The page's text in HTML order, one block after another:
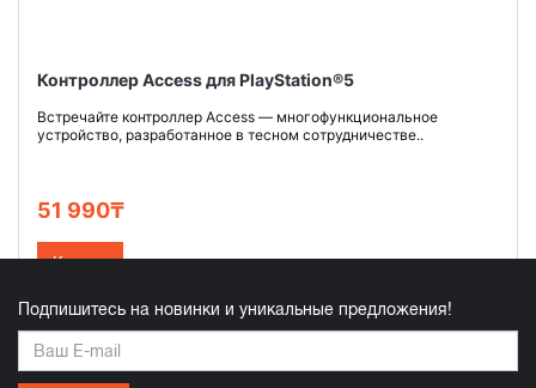
Контроллер Access для PlayStation®5
Встречайте контроллер Access — многофункциональное
устройство, разработанное в тесном сотрудничестве..
51 990₸
Купить
Подпишитесь на новинки и уникальные предложения!